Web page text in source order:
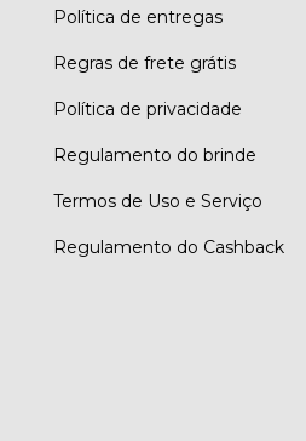
Política de entregas
Regras de frete grátis
Política de privacidade
Regulamento do brinde
Termos de Uso e Serviço
Regulamento do Cashback